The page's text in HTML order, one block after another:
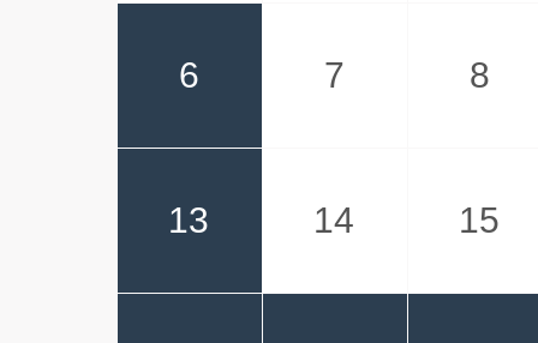
6 7 8
13 14 15